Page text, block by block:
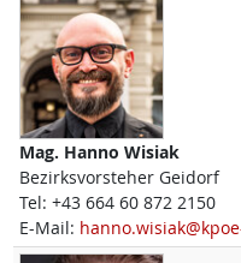
Mag. Hanno Wisiak
Bezirksvorsteher Geidorf
Tel: +43 664 60 872 2150
E-Mail: